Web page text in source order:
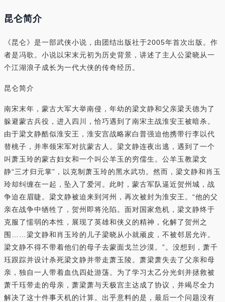
昆仑简介
《昆仑》是一部武侠小说，由团结出版社于2005年首次出版。作
者是冯歌。小说以宋末元初为历史背景，讲述了主人公梁晓从一
个江湖浪子成长为一代大侠的传奇经历。
昆仑简介
南宋末年，蒙古大军大举南侵，年幼的梁文静和父亲梁天德为了
躲避蒙古兵役，进入四川，恰巧遇到了南宋主战淮安王被暗杀。
由于梁文静酷似淮安王，淮安宫战略家白普强迫他携带行李以代
替桃子，并率领宋军对抗蒙古人。梁文静连夜出逃，遇到了一个
叫萧玉玲的蒙古妇女和一个叫公羊玉的穷儒生。公羊玉教梁文
静“三才归元掌”，以克制萧玉玲的黑水武功。然而，梁文静和肖玉
玲却纠缠在一起，坠入了爱河。此时，蒙古军队逼近贺州城，战
争迫在眉睫。梁文静被迫来到河州，再次被封为淮安王。“他的父
亲在战争中牺牲了，贺州即将沦陷。面对国家危机，梁文静终于
克服了懦弱的本性，展现了英雄和侠义的精神，化解了贺州之
围……梁文静和肖玉玲的儿子梁晓从小就顽皮，不被邻居允许。
梁文静不得不带着他们的母子去蒙面戈兰沙漠。”。没想到，萧千
珏跟踪并设计杀死梁文静并带走萧玉陵。萧梁萧失去了父亲和母
亲，独自一人带着血仇四处游荡。为了学习太乙分光剑并拯救被
萧千珏带走的母亲，萧梁萧与天极宫主达成了协议，并竭尽全力
解决了这十件事天机的计算。出乎意料的是，最后一个问题没有